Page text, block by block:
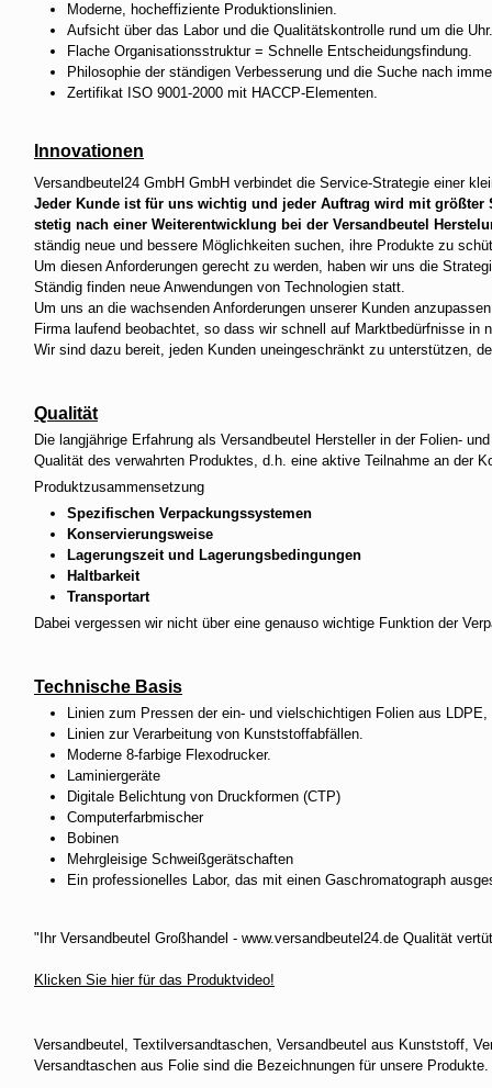
Moderne, hocheffiziente Produktionslinien.
Aufsicht über das Labor und die Qualitätskontrolle rund um die Uhr.
Flache Organisationsstruktur = Schnelle Entscheidungsfindung.
Philosophie der ständigen Verbesserung und die Suche nach
Zertifikat ISO 9001-2000 mit HACCP-Elementen.
Innovationen
Versandbeutel24 GmbH GmbH verbindet die Service-Strategie einer
Jeder Kunde ist für uns wichtig und jeder Auftrag wird mit
stetig nach einer Weiterentwicklung bei der Versandbeutel
ständig neue und bessere Möglichkeiten suchen, ihre Produkte zu
Um diesen Anforderungen gerecht zu werden, haben wir uns die
Ständig finden neue Anwendungen von Technologien statt.
Um uns an die wachsenden Anforderungen unserer Kunden
Firma laufend beobachtet, so dass wir schnell auf Marktbedürfnisse in
Wir sind dazu bereit, jeden Kunden uneingeschränkt zu unterstützen,
Qualität
Die langjährige Erfahrung als Versandbeutel Hersteller in der Folien-
Qualität des verwahrten Produktes, d.h. eine aktive Teilnahme an der
Produktzusammensetzung
Spezifischen Verpackungssystemen
Konservierungsweise
Lagerungszeit und Lagerungsbedingungen
Haltbarkeit
Transportart
Dabei vergessen wir nicht über eine genauso wichtige Funktion der
Technische Basis
Linien zum Pressen der ein- und vielschichtigen Folien aus
Linien zur Verarbeitung von Kunststoffabfällen.
Moderne 8-farbige Flexodrucker.
Laminiergeräte
Digitale Belichtung von Druckformen (CTP)
Computerfarbmischer
Bobinen
Mehrgleisige Schweißgerätschaften
Ein professionelles Labor, das mit einen Gaschromatograph
"Ihr Versandbeutel Großhandel - www.versandbeutel24.de Qualität
Klicken Sie hier für das Produktvideo!
Versandbeutel, Textilversandtaschen, Versandbeutel aus Kunststoff,
Versandtaschen aus Folie sind die Bezeichnungen für unsere Produkte.